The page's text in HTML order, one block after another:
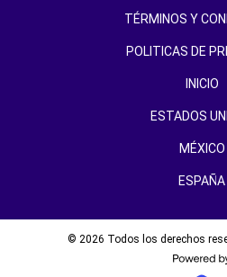
TÉRMINOS Y
POLITICAS DE
INICIO
ESTADOS
MÉXICO
ESPAÑA
© 2026 Todos los derechos